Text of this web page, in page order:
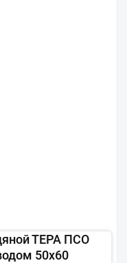
ТЕРА ПСО
50х60